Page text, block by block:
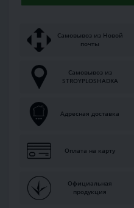
Самовывоз из Новой
почты
Самовывоз из
STROYPLOSHADKA
Адресная доставка
Оплата на карту
Официальная
продукция